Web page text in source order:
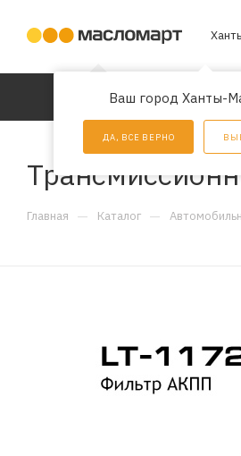
Ваш город Ханты-
ДА, ВСЕ ВЕРНО
КАТАЛОГ
Главная — Каталог —